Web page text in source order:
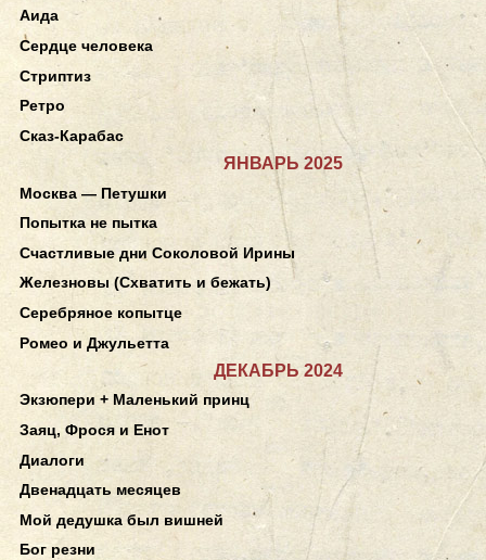
Аида
Сердце человека
Стриптиз
Ретро
Сказ-Карабас
ЯНВАРЬ 2025
Москва — Петушки
Попытка не пытка
Счастливые дни Соколовой Ирины
Железновы (Схватить и бежать)
Серебряное копытце
Ромео и Джульетта
ДЕКАБРЬ 2024
Экзюпери + Маленький принц
Заяц, Фрося и Енот
Диалоги
Двенадцать месяцев
Мой дедушка был вишней
Бог резни